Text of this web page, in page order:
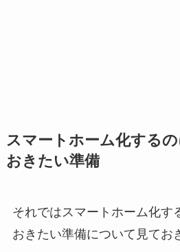
スマートホーム化する
おきたい準備
それではスマートホーム化す
おきたい準備について見てお